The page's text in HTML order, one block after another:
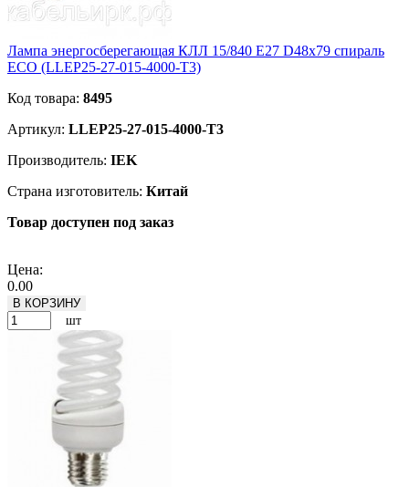
Лампа энергосберегающая КЛЛ 15/840 Е27 D48х79 спираль
ECO (LLEP25-27-015-4000-T3)
Код товара: 8495
Артикул: LLEP25-27-015-4000-T3
Производитель: IEK
Страна изготовитель: Китай
Товар доступен под заказ
Цена:
0.00
В КОРЗИНУ
шт